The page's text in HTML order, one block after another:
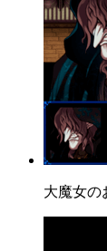
大魔女の